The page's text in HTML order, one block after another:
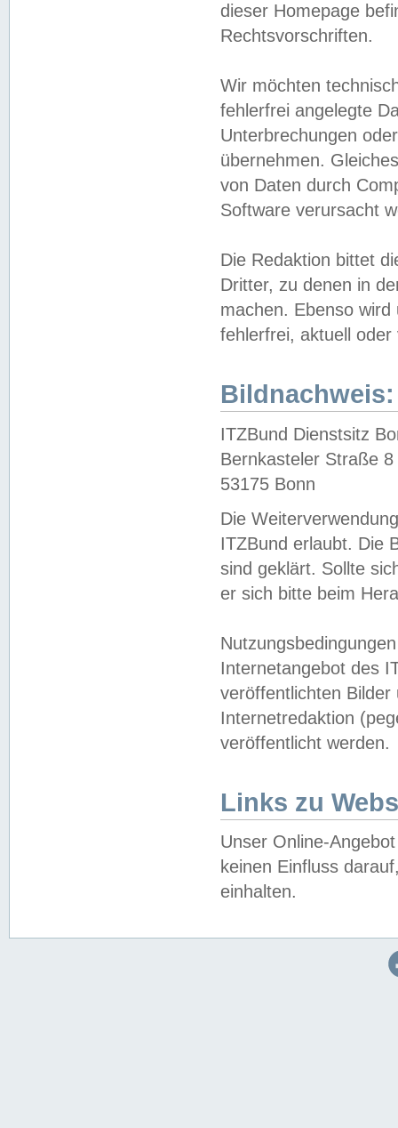
dieser Homepage
Rechtsvorschriften.
Wir möchten
fehlerfrei angelegte
Unterbrechungen
übernehmen.
von Daten durch
Software verursacht
Die Redaktion bittet
Dritter, zu denen in
machen. Ebenso
fehlerfrei, aktuell oder
Bildnachweis:
ITZBund Dienstsitz
Bernkasteler Straße 8
53175 Bonn
Die
ITZBund erlaubt. Die
sind geklärt. Sollte
er sich bitte beim
Internetangebot des
veröffentlichten
Internetredaktion
veröffentlicht werden.
Links zu
Unser Online-
keinen Einfluss
einhalten.